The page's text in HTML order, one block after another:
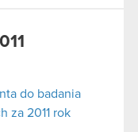
do badania
za 2011 rok